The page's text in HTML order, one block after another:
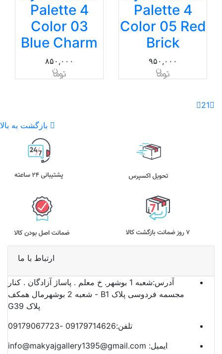
Palette 4
Color 05 Red
Brick
۹۵۰,۰۰۰
Palette 4
Color 03
Blue Charm
۸۵۰,۰۰۰
1
2
بازگشت به بالا
ارتباط با ما
آدرس:
شعبه 1 بوشهر. خ معلم . پاساژ آزادگان . کنار
مجسمه فردوسی پلاک B1 - شعبه 2 بوشهرمال همکف
پلاک G39
تلفن:09179714626 -09179067723
ایمیل: